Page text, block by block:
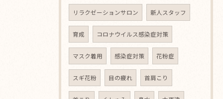
リラクゼーションサロン 新人スタッフ
育成 コロナウイルス感染症対策
マスク着用 感染症対策 花粉症
スギ花粉 目の疲れ 首肩こり